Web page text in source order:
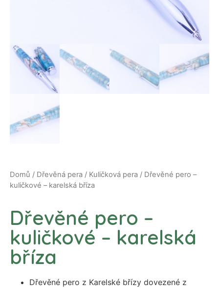
Domů / Dřevěná pera / Kuličková pera / Dřevěné pero –
kuličkové – karelská bříza
Dřevěné pero –
kuličkové – karelská
bříza
Dřevěné pero z Karelské břízy dovezené z